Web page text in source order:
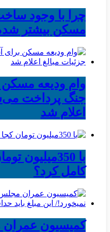
چرا با وجود
مسکن بیشتر
وام ودیعه
جنگ پرداخت
اعلام شد
با
کامل کرد؟